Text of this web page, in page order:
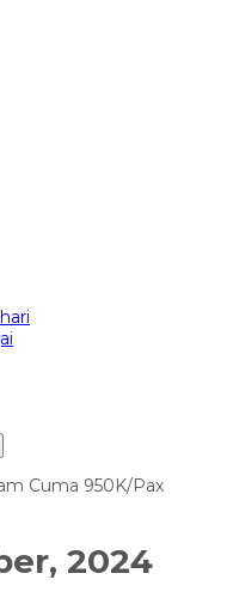
2024